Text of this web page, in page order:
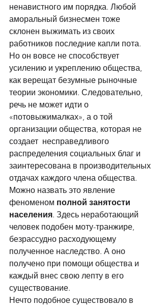
ненавистного им порядка. Любой
аморальный бизнесмен тоже
склонен выжимать из своих
работников последние капли пота.
Но он вовсе не способствует
усилению и укреплению общества,
как верещат безумные рыночные
теории экономики. Следовательно,
речь не может идти о
«потовыжималках», а о той
организации общества, которая не
создает  несправедливого
распределения социальных благ и
заинтересована в производительных
отдачах каждого члена общества.
Можно назвать это явление
феноменом полной занятости
населения. Здесь неработающий
человек подобен моту-транжире,
безрассудно расходующему
полученное наследство. А оно
получено при помощи общества и
каждый внес свою лепту в его
существование.
Нечто подобное существовало в